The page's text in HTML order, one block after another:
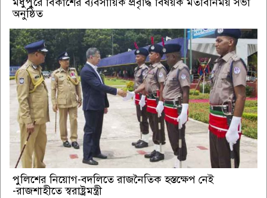
অনুষ্ঠিত
পুলিশের নিয়োগ-বদলিতে রাজনৈতিক হস্তক্ষেপ নেই
-রাজশাহীতে স্বরাষ্ট্রমন্ত্রী